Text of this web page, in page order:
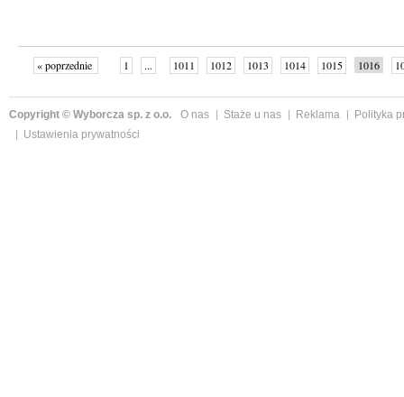
« poprzednie 1 ... 1011 1012 1013 1014 1015 1016
Copyright © Wyborcza sp. z o.o. O nas Staże u nas Reklama
Polityka
Ustawienia prywatności